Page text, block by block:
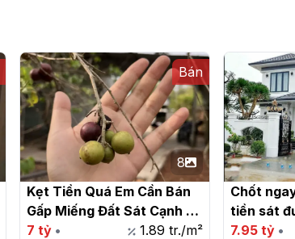
Bán
8
Kẹt Tiền Quá Em Cần Bán
Gấp Miếng Đất Sát Cạnh
Sân Bay Long Thành -
7 tỷ •
1.89 tr./m²
Chốt
tiền sát
Hành,
7.95 tỷ•